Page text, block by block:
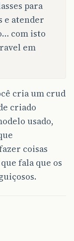
para
e atender
com isto
em
cria um crud
criado
usado,
coisas
fala que os